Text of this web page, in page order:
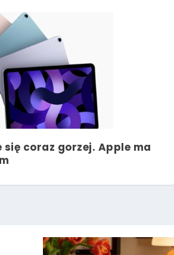
się coraz gorzej. Apple ma